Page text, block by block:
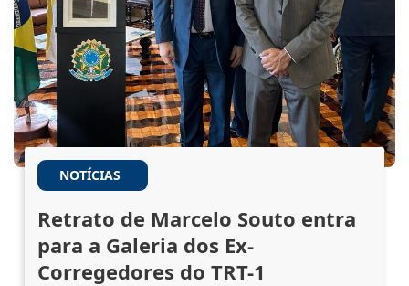
NOTÍCIAS
Retrato de Marcelo Souto entra
para a Galeria dos Ex-
Corregedores do TRT-1